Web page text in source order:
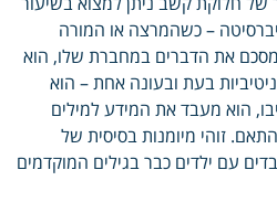
– כשהמרצה או המורה
את הדברים במחברת שלו, הוא
קוגניטיביות בעת ובעונה אחת – הוא
הוא מעבד את המידע למילים
זוהי מיומנות בסיסית של
עם ילדים כבר בגילים המוקדמים